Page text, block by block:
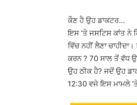
ਕੌਣ ਹੈ ਉਹ ਡਾਕਟਰ…
ਇਸ ‘ਤੇ ਜਸਟਿਸ ਕਾਂਤ ਨੇ
ਵਿੱਚ ਨਹੀਂ ਲੈਣਾ
ਕਰਨ ? 70 ਸਾਲ ਤੋਂ ਵੱਧ
ਉਹ ਠੀਕ ਹੈ? ਜਦੋਂ ਉਹ
12:30 ਵਜੇ ਇਸ ਮਾਮਲੇ